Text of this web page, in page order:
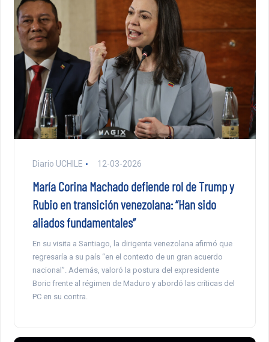
Diario UCHILE 12-03-2026
María Corina Machado defiende rol de Trump y
Rubio en transición venezolana: “Han sido
aliados fundamentales”
En su visita a Santiago, la dirigenta venezolana afirmó que
regresaría a su país “en el contexto de un gran acuerdo
nacional”. Además, valoró la postura del expresidente
Boric frente al régimen de Maduro y abordó las críticas del
PC en su contra.